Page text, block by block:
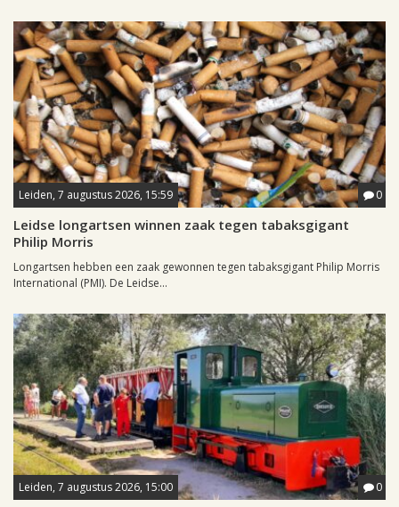
Leiden, 7 augustus 2026, 15:59 0
Leidse longartsen winnen zaak tegen tabaksgigant
Philip Morris
Longartsen hebben een zaak gewonnen tegen tabaksgigant Philip Morris
International (PMI). De Leidse...
Leiden, 7 augustus 2026, 15:00 0